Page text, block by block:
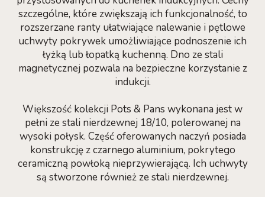
szczególne, które zwiększają ich funkcjonalność, to
rozszerzane ranty ułatwiające nalewanie i pętlowe
uchwyty pokrywek umożliwiające podnoszenie ich
łyżką lub łopatką kuchenną. Dno ze stali
magnetycznej pozwala na bezpieczne korzystanie z
indukcji.
Większość kolekcji Pots & Pans wykonana jest w
pełni ze stali nierdzewnej 18/10, polerowanej na
wysoki połysk. Część oferowanych naczyń posiada
konstrukcję z czarnego aluminium, pokrytego
ceramiczną powłoką nieprzywierającą. Ich uchwyty
są stworzone również ze stali nierdzewnej.